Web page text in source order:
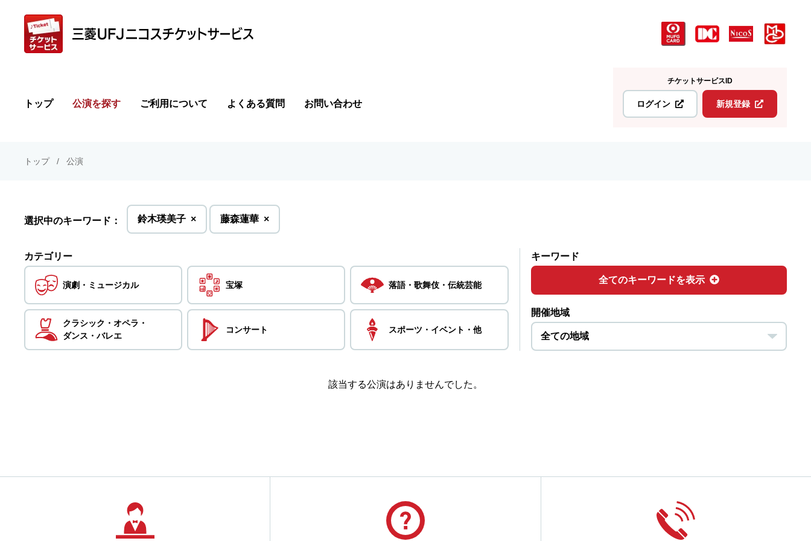
トップ 公演を探す ご利用について よくある質問 お問い合わせ
チケットサービスID
ログイン 新規登録
トップ 公演
選択中のキーワード： 鈴木瑛美子を
削
× 藤森蓮華を
削
×
カテゴリー
演劇・ ミュージカル 宝塚 落語・歌舞伎・伝統芸能
クラシック・ オペラ・
ダンス・ バレエ
コンサート スポーツ・ イベント・他
開催地域
キーワード
全てのキーワードを表示
該当する公演はありませんでした。